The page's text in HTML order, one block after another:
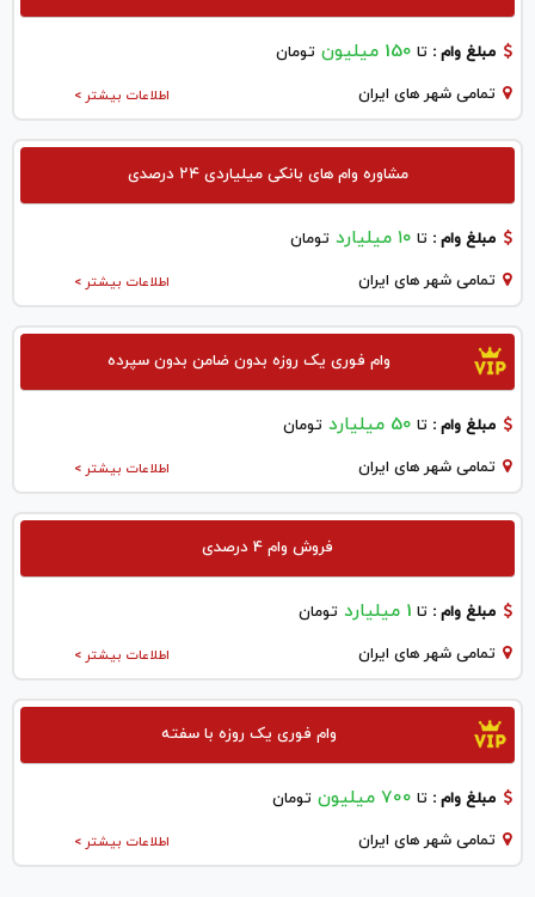
مبلغ وام : تا 150 میلیون تومان
اطلاعات بیشتر > تمامی شهر های ایران
مشاوره وام های بانکی میلیاردی ۲۴ درصدی
مبلغ وام : تا ۱۰ میلیارد تومان
اطلاعات بیشتر > تمامی شهر های ایران
وام فوری یک روزه بدون ضامن بدون سپرده
مبلغ وام : تا 50 میلیارد تومان
اطلاعات بیشتر > تمامی شهر های ایران
فروش وام 4 درصدی
مبلغ وام : تا 1 میلیارد تومان
اطلاعات بیشتر > تمامی شهر های ایران
وام فوری یک روزه با سفته
مبلغ وام : تا 700 میلیون تومان
اطلاعات بیشتر > تمامی شهر های ایران